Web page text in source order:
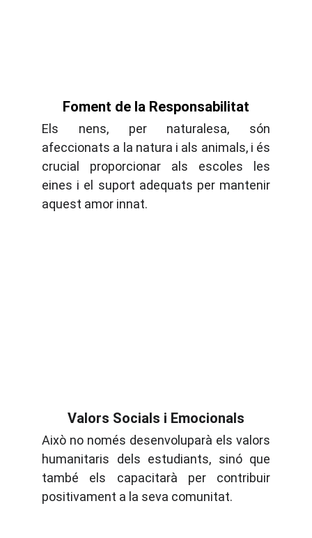
Foment de la Responsabilitat
Els nens, per naturalesa, són
afeccionats a la natura i als animals, i és
crucial proporcionar als escoles les
eines i el suport adequats per mantenir
aquest amor innat.
Això no només desenvoluparà els valors
humanitaris dels estudiants, sinó que
també els capacitarà per contribuir
positivament a la seva comunitat.
Valors Socials i Emocionals